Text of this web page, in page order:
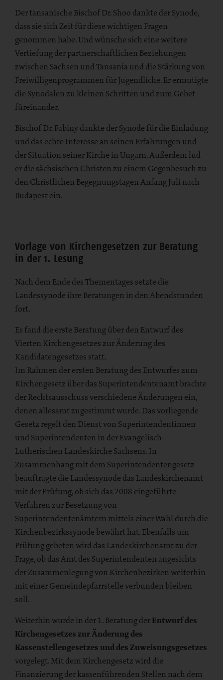
Der tansanische Bischof Dr. Shoo dankte der Synode,
dass sie sich Zeit für diese wichtigen Fragen
genommen habe. Und wünsche sich eine weitere
Vertiefung der partnerschaftlichen Beziehungen
zwischen Sachsen und Tansania und die Stärkung von
Freiwilligenprogrammen für Jugendliche. Er ermutigte
die Synodalen zu kleinen Schritten und zum Gebet
füreinander.
Bischof Dr. Fabiny dankte der Synode für die Einladung
und das echte Interesse an seinen Erfahrungen und
der Situation seiner Kirche in Ungarn. Außerdem lud
er die sächsischen Christen zu einem Gegenbesuch zu
den Christlichen Begegnungstagen Anfang Juli nach
Budapest ein.
Vorlage von Kirchengesetzen zur Beratung
in der 1. Lesung
Nach dem Ende des Thementages setzte die
Landessynode ihre Beratungen in den Abendstunden
fort.
Es fand die erste Beratung über den Entwurf des
Vierten Kirchengesetzes zur Änderung des
Kandidatengesetzes statt.
Im Rahmen der ersten Beratung des Entwurfes zum
Kirchengesetz über das Superintendentenamt brachte
der Rechtsausschuss verschiedene Änderungen ein,
denen allesamt zugestimmt wurde. Das vorliegende
Gesetz regelt den Dienst von Superintendentinnen
und Superintendenten in der Evangelisch-
Lutherischen Landeskirche Sachsens. In
Zusammenhang mit dem Superintendentengesetz
beauftragte die Landessynode das Landeskirchenamt
mit der Prüfung, ob sich das 2008 eingeführte
Verfahren zur Besetzung von
Superintendentenämtern mittels einer Wahl durch die
Kirchenbezirkssynode bewährt hat. Ebenfalls um
Prüfung gebeten wird das Landeskirchenamt zu der
Frage, ob das Amt des Superintendenten angesichts
der Zusammenlegung von Kirchenbezirken weiterhin
mit einer Gemeindepfarrstelle verbunden bleiben
soll.
Weiterhin wurde in der 1. Beratung derEntwurf des
Kirchengesetzes zur Änderung des
Kassenstellengesetzes und des Zuweisungsgesetzes
vorgelegt. Mit dem Kirchengesetz wird die
Finanzierung der kassenführenden Stellen nach dem